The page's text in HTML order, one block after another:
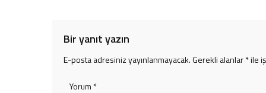
Bir yanıt yazın
E-posta adresiniz yayınlanmayacak.Gerekli alanlar*ile
Yorum *